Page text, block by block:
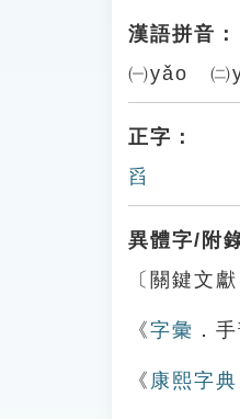
漢語拼音：
㈠yǎo
正字：
舀
異體字/附
〔關鍵文獻
《字彙 ．
《 康熙字典